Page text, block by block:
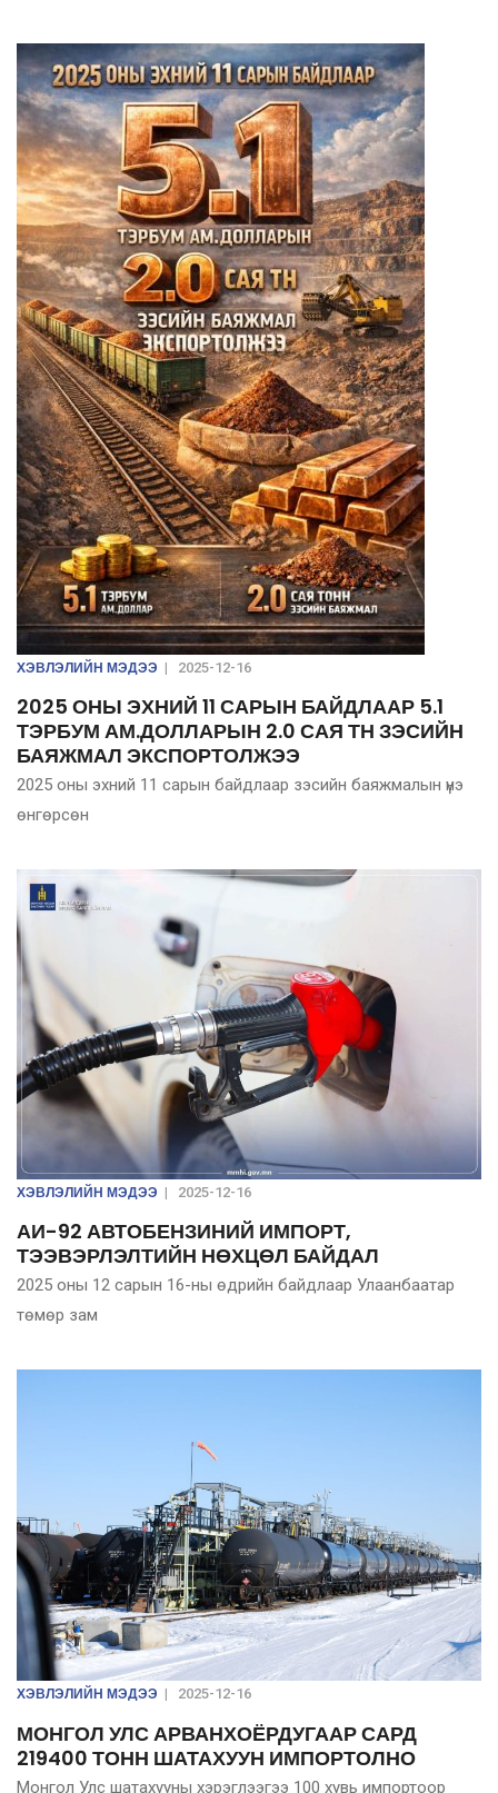
ХЭВЛЭЛИЙН МЭДЭЭ | 2025-12-16
2025 ОНЫ ЭХНИЙ 11 САРЫН БАЙДЛААР 5.1
ТЭРБУМ АМ.ДОЛЛАРЫН 2.0 САЯ ТН ЗЭСИЙН
БАЯЖМАЛ ЭКСПОРТОЛЖЭЭ
2025 оны эхний 11 сарын байдлаар зэсийн баяжмалын үнэ
өнгөрсөн
ХЭВЛЭЛИЙН МЭДЭЭ | 2025-12-16
АИ-92 АВТОБЕНЗИНИЙ ИМПОРТ,
ТЭЭВЭРЛЭЛТИЙН НӨХЦӨЛ БАЙДАЛ
2025 оны 12 сарын 16-ны өдрийн байдлаар Улаанбаатар
төмөр зам
ХЭВЛЭЛИЙН МЭДЭЭ | 2025-12-16
МОНГОЛ УЛС АРВАНХОЁРДУГААР САРД
219400 ТОНН ШАТАХУУН ИМПОРТОЛНО
Монгол Улс шатахууны хэрэглээгээ 100 хувь импортоор